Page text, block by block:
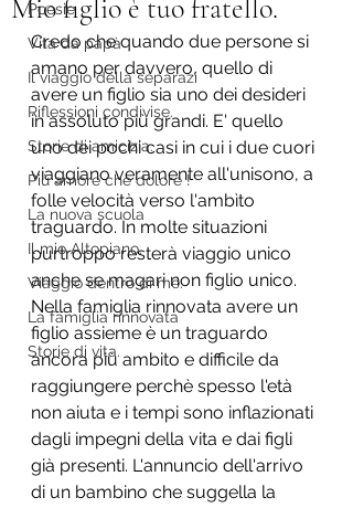
Poesie
Vita da papà
Il viaggio della separazi
Riflessioni condivise.
Storie di amicizia.
Più amore che dolore !
La nuova scuola
Il mio Altopiano.
Viaggio dentro di me.
La famiglia rinnovata
Storie di vita.
Mio figlio è tuo fratello.
Credo che quando due persone si
amano per davvero, quello di
avere un figlio sia uno dei desideri
in assoluto più grandi. E' quello
uno dei pochi casi in cui i due cuori
viaggiano veramente all'unisono, a
folle velocità verso l'ambìto
traguardo. In molte situazioni
purtroppo resterà viaggio unico
anche se magari non figlio unico.
Nella famiglia rinnovata avere un
figlio assieme è un traguardo
ancora più ambito e difficile da
raggiungere perchè spesso l'età
non aiuta e i tempi sono inflazionati
dagli impegni della vita e dai figli
già presenti. L'annuncio dell'arrivo
di un bambino che suggella la